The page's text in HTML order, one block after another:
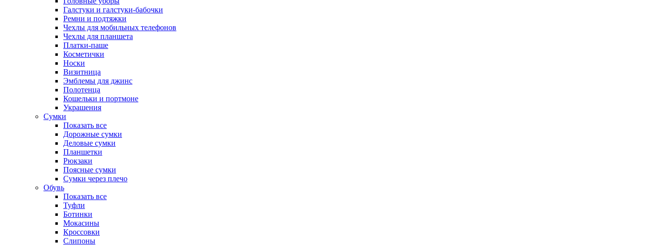
Галстуки и галстуки-бабочки
Ремни и подтяжки
Чехлы для мобильных телефонов
Чехлы для планшета
Платки-паше
Косметички
Носки
Визитница
Эмблемы для джинс
Полотенца
Кошельки и портмоне
Украшения
Сумки
Показать все
Дорожные сумки
Деловые сумки
Планшетки
Рюкзаки
Поясные сумки
Сумки через плечо
Обувь
Показать все
Туфли
Ботинки
Мокасины
Кроссовки
Слипоны